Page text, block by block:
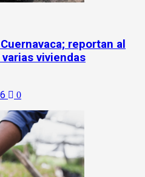
reportan al
viviendas
0